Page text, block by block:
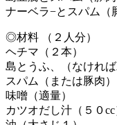
ナーベラ−とスパム（
◎材料 （２人分）
ヘチマ（２本）
島とうふ、（なけれ
スパム（または豚肉）
味噌（適量）
カツオだし汁（５０cc